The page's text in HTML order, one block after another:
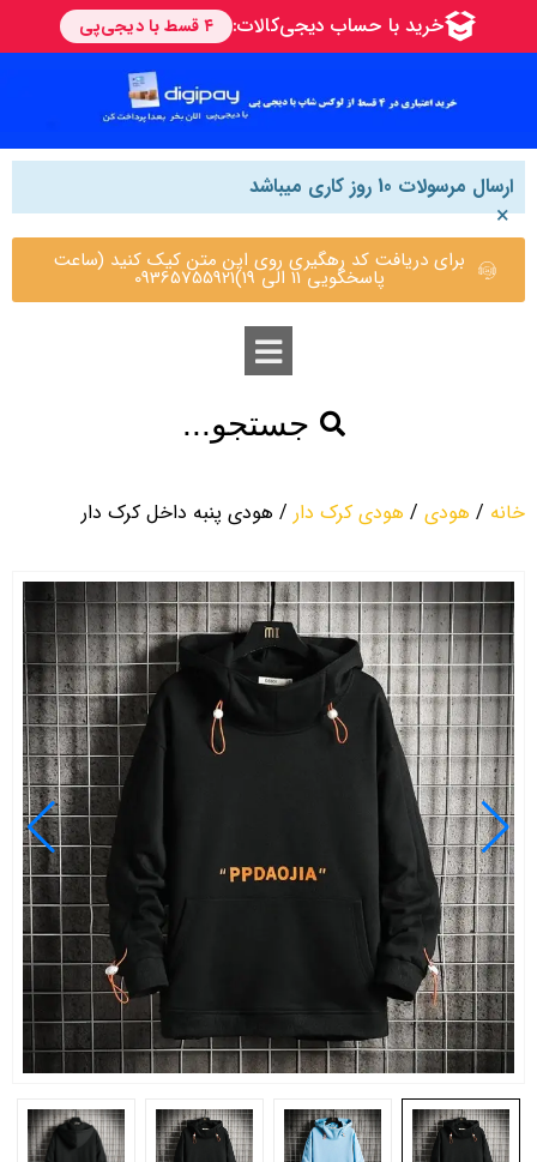
ارسال مرسولات 10 روز کاری میباشد
×
برای دریافت کد رهگیری روی این متن کیک کنید (ساعت
پاسخگویی 11 الی 19)09365755921
جستجو...
خانه / هودی / هودی کرک دار / هودی پنبه داخل کرک دار